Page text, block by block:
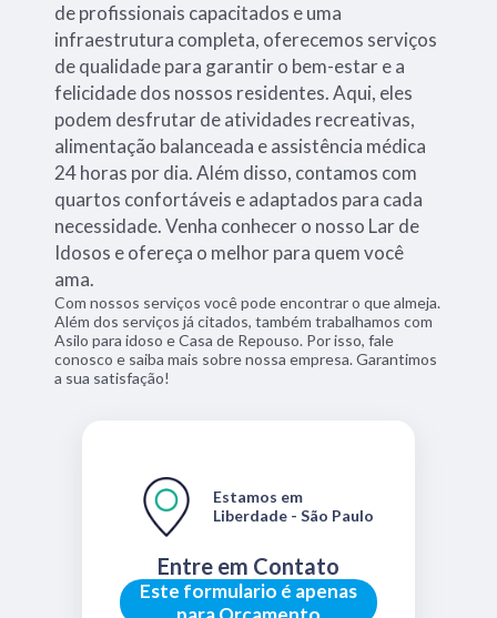
de profissionais capacitados e uma
infraestrutura completa, oferecemos serviços
de qualidade para garantir o bem-estar e a
felicidade dos nossos residentes. Aqui, eles
podem desfrutar de atividades recreativas,
alimentação balanceada e assistência médica
24 horas por dia. Além disso, contamos com
quartos confortáveis e adaptados para cada
necessidade. Venha conhecer o nosso Lar de
Idosos e ofereça o melhor para quem você
ama.
Com nossos serviços você pode encontrar o que almeja.
Além dos serviços já citados, também trabalhamos com
Asilo para idoso e Casa de Repouso. Por isso, fale
conosco e saiba mais sobre nossa empresa. Garantimos
a sua satisfação!
Este formulario é apenas
Entre em Contato
Estamos em
Liberdade - São Paulo